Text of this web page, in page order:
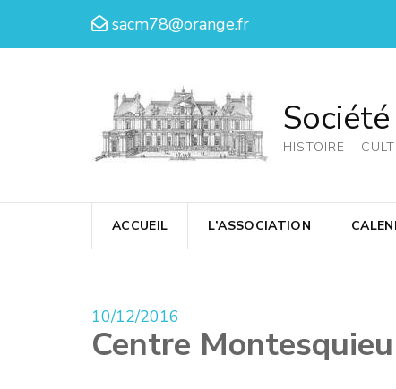
sacm78@orange.fr
HISTOIRE –
ACCUEIL L’ASSOCIATION
10/12/2016
Centre Montesquieu